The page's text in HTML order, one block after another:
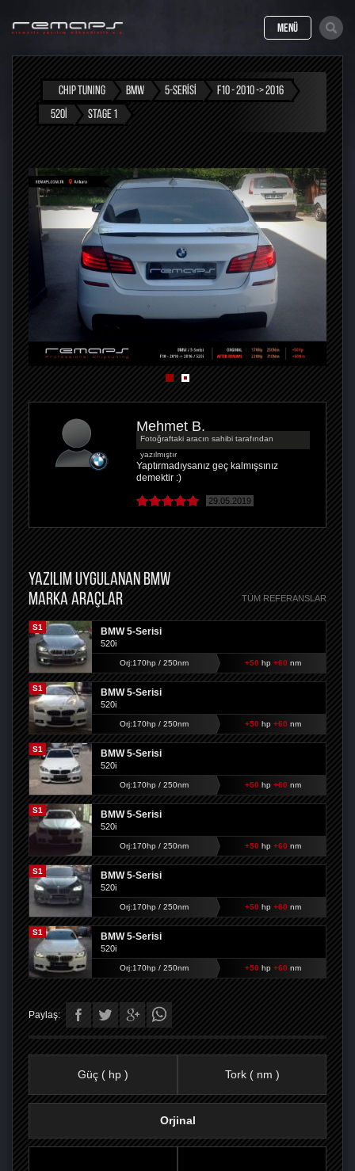
MENÜ
CHIP TUNING BMW 5-SERISI
F10 - 2010 -> 2016
520I
STAGE 1
Mehmet B.
Fotoğraftaki aracın sahibi tarafından
yazılmıştır
Yaptırmadıysanız geç kalmışsınız
demektir :)
29.05.2019
YAZILIM UYGULANAN BMW
MARKA ARAÇLAR
TÜM REFERANSLAR
S1 BMW 5-Serisi
520i
Orj:170hp / 250nm +50 hp +60 nm
S1 BMW 5-Serisi
520i
Orj:170hp / 250nm +50 hp +60 nm
S1 BMW 5-Serisi
520i
Orj:170hp / 250nm +50 hp +60 nm
S1 BMW 5-Serisi
520i
Orj:170hp / 250nm +50 hp +60 nm
S1 BMW 5-Serisi
520i
Orj:170hp / 250nm +50 hp +60 nm
S1 BMW 5-Serisi
520i
Orj:170hp / 250nm +50 hp +60 nm
Paylaş:
Güç ( hp ) Tork ( nm )
Orjinal